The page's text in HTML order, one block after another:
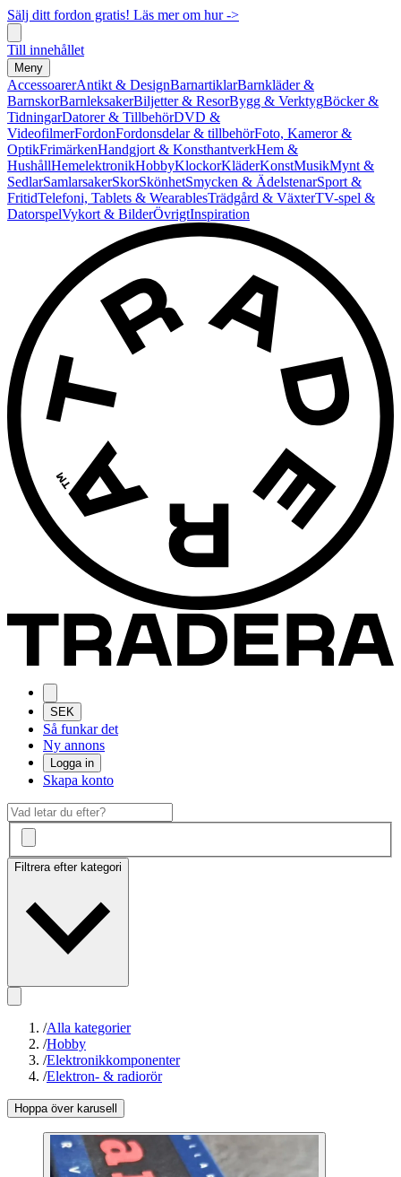
Sälj ditt fordon gratis! Läs mer om hur ->
Till innehållet
Meny
AccessoarerAntikt & DesignBarnartiklarBarnkläder &
BarnskorBarnleksakerBiljetter & ResorBygg & VerktygBöcker &
TidningarDatorer & TillbehörDVD &
VideofilmerFordonFordonsdelar & tillbehörFoto, Kameror &
OptikFrimärkenHandgjort & KonsthantverkHem &
HushållHemelektronikHobbyKlockorKläderKonstMusikMynt &
SedlarSamlarsakerSkorSkönhetSmycken & ÄdelstenarSport &
FritidTelefoni, Tablets & WearablesTrädgård & VäxterTV-spel &
DatorspelVykort & BilderÖvrigtInspiration
SEK
Så funkar det
Ny annons
Logga in
Skapa konto
Filtrera efter kategori
/Alla kategorier
/Hobby
/Elektronikkomponenter
/Elektron- & radiorör
Hoppa över karusell